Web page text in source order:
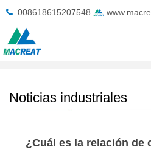
008618615207548
Inicio
Noticias industriales
¿Cuál es la relación de